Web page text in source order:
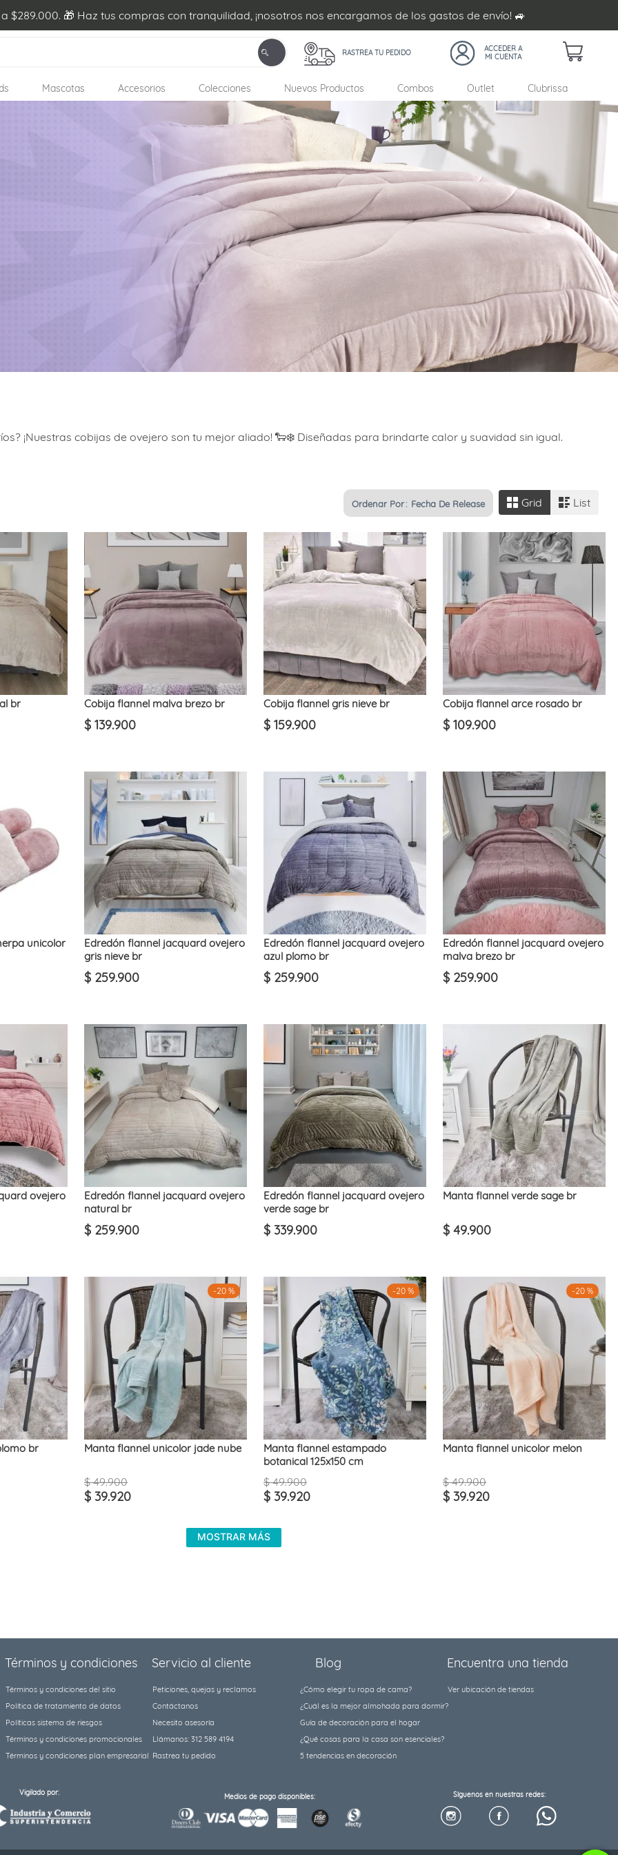
$289.000. 🎁 Haz tus compras con tranquilidad, ¡nosotros nos encargamos de los gastos de envío! 🚙
RASTREA TU PEDIDO
Mascotas Accesorios Colecciones Nuevos Productos Combos Outlet Clubrissa
¡Nuestras cobijas de ovejero son tu mejor aliado! 🐑❄️ Diseñadas para brindarte calor y suavidad sin igual.
Ordenar Por Fecha De Release Grid List
br Cobija flannel malva brezo br
$ 139.900
Cobija flannel gris nieve br
$ 159.900
Cobija flannel arce rosado br
$ 109.900
unicolor
Edredón flannel jacquard ovejero
gris nieve br
$ 259.900
Edredón flannel jacquard ovejero
azul plomo br
$ 259.900
Edredón flannel jacquard ovejero
malva brezo br
$ 259.900
ovejero
Edredón flannel jacquard ovejero
natural br
$ 259.900
Edredón flannel jacquard ovejero
verde sage br
$ 339.900
Manta flannel verde sage br
$ 49.900
br
-20 %
Manta flannel unicolor jade nube
$ 49.900
$ 39.920
-20 %
Manta flannel estampado
botanical 125x150 cm
$ 49.900
$ 39.920
-20 %
Manta flannel unicolor melon
$ 49.900
$ 39.920
MOSTRAR MÁS
Términos y condiciones
Términos y condiciones del sitio
Política de tratamiento de datos
Políticas sistema de riesgos
Términos y condiciones promocionales
Términos y condiciones plan empresarial
Servicio al cliente
Peticiones, quejas y reclamos
Contáctanos
Necesito asesoría
Llámanos: 312 589 4194
Rastrea tu pedido
Blog
¿Cómo elegir tu ropa de cama?
¿Cuál es la mejor almohada para dormir?
Guía de decoración para el hogar
¿Qué cosas para la casa son esenciales?
5 tendencias en decoración
Encuentra una tienda
Ver ubicación de tiendas
Vigilado por: Medios de pago disponibles: Síguenos en nuestras redes: